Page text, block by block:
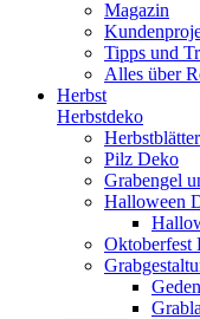
Magazin
Tipps und
Alles über
Herbst
Herbstdeko
Herbstblätter
Pilz Deko
Grabengel
Halloween
Oktoberfest